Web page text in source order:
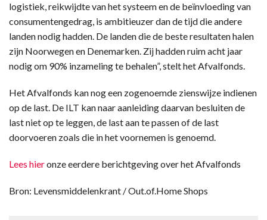
logistiek, reikwijdte van het systeem en de beïnvloeding van
consumentengedrag, is ambitieuzer dan de tijd die andere
landen nodig hadden. De landen die de beste resultaten halen
zijn Noorwegen en Denemarken. Zij hadden ruim acht jaar
nodig om 90% inzameling te behalen”, stelt het Afvalfonds.
Het Afvalfonds kan nog een zogenoemde zienswijze indienen
op de last. De ILT kan naar aanleiding daarvan besluiten de
last niet op te leggen, de last aan te passen of de last
doorvoeren zoals die in het voornemen is genoemd.
Lees hieronze eerdere berichtgeving over het Afvalfonds
Bron: Levensmiddelenkrant / Out.of.Home Shops